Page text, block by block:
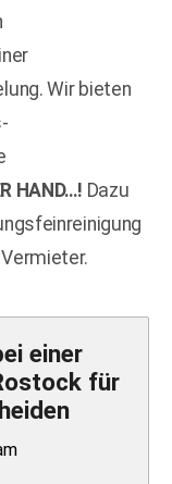
Wir bieten
HAND…! Dazu
einer
für